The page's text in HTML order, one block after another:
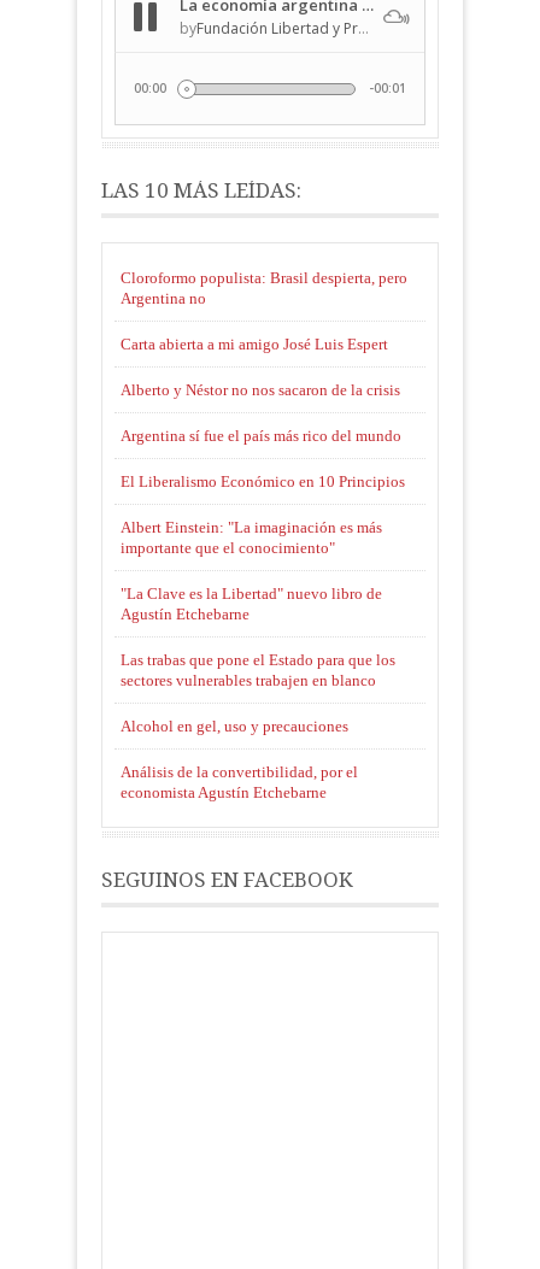
LAS 10 MÁS LEÍDAS:
Cloroformo populista: Brasil despierta, pero
Argentina no
Carta abierta a mi amigo José Luis Espert
Alberto y Néstor no nos sacaron de la crisis
Argentina sí fue el país más rico del mundo
El Liberalismo Económico en 10 Principios
Albert Einstein: "La imaginación es más
importante que el conocimiento"
"La Clave es la Libertad" nuevo libro de
Agustín Etchebarne
Las trabas que pone el Estado para que los
sectores vulnerables trabajen en blanco
Alcohol en gel, uso y precauciones
Análisis de la convertibilidad, por el
economista Agustín Etchebarne
SEGUINOS EN FACEBOOK